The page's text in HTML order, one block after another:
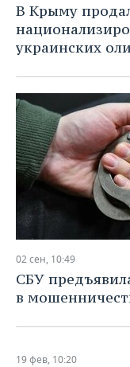
КИБЕРСПОРТ
ФИГУРНОЕ
ВОДНЫЕ ВИДЫ
ХОККЕЙ С
КУЛЬТУРА
МЕДИЦИНА
ОБРАЗОВАНИЕ
ПРОИСШЕСТВИЯ
СПИСОК
В Крыму
украинских
02 сен, 10:49
СБУ
в
19 фев, 10:20